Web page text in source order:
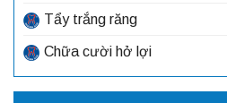
Tẩy trắng răng
Chữa cười hở lợi